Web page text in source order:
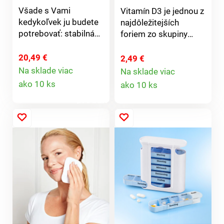
Všade s Vami
kedykoľvek ju budete
potrebovať: stabilná
sprevádzať na
každom kroku. A keď
prekáža, zmizne v
20,49 €
Na sklade viac
ako 10 ks
Vitamín D3 je jednou z
najdôležitejších
foriem zo skupiny
množstvách ho
prijímame v
potravinách, ale
UVB slnečného
žiarenia, ktoré je jeho
najdôležitejším
zdrojom. V tele má
niekoľko funkcií, či už
pre lepšie vstrebanie
vápnika a jeho využitie
na mineralizáciu kostí,
má však aj význam
ako látka ovplyvňujúca
2,49 €
Na sklade viac
ako 10 ks